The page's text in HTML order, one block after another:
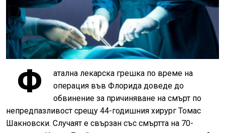
Ф
атална лекарска грешка по време на
операция във Флорида доведе до
обвинение за причиняване на смърт по
непредпазливост срещу 44-годишния хирург Томас
Шакновски. Случаят е свързан със смъртта на 70-